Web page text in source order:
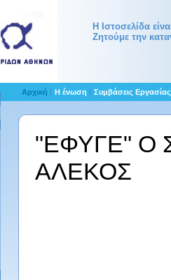
Η Ιστοσελίδα
Ζητούμε την
Αρχική Η ένωση Συμβάσεις
"ΕΦΥΓΕ" Ο
ΑΛΕΚΟΣ